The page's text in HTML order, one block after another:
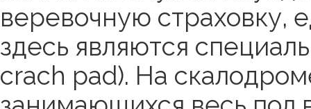
веревочную страховку,
здесь являются
crach pad). На